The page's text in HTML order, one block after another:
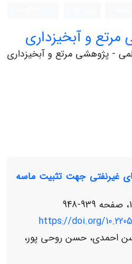
و آبخیزداری
- پژوهشی مرتع و آبخیزداری
غیرنفتی جهت تثبیت ماسه
939-948
https://doi.org/
احمدی، حسن روحی پور،